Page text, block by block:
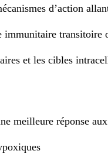
d’action
transitoire
et les cibles
meilleure réponse